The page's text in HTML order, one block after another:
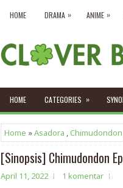
HOME DRAMA » ANIME »
HOME CATEGORIES »
Home »Asadora ,Chimudondon
[Sinopsis] Chimudondon
April 11, 2022 1 komentar